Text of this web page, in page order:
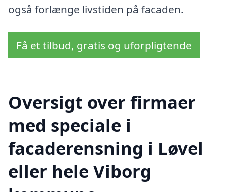
også forlænge livstiden på facaden.
Få et tilbud, gratis og uforpligtende
Oversigt over firmaer
med speciale i
facaderensning i Løvel
eller hele Viborg